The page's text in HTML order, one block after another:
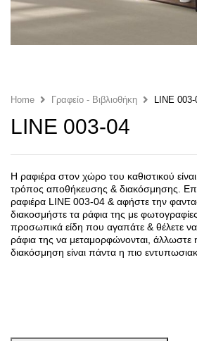
Home Γραφείο - Βιβλιοθήκη LINE
LINE 003-04
Η ραφιέρα στον χώρο του καθιστικού
τρόπος αποθήκευσης & διακόσμησης.
ραφιέρα LINE 003-04 & αφήστε την
διακοσμήστε τα ράφια της με
προσωπικά είδη που αγαπάτε & θέλετε να
ράφια της να μεταμορφώνονται,
διακόσμηση είναι πάντα η πιο